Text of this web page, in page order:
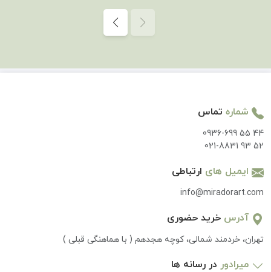
شماره تماس
0936-699 55 44
021-8831 93 52
ایمیل های ارتباطی
info@miradorart.com
آدرس خرید حضوری
تهران، خردمند شمالی، کوچه هجدهم ( با هماهنگی قبلی )
میرادور در رسانه ها